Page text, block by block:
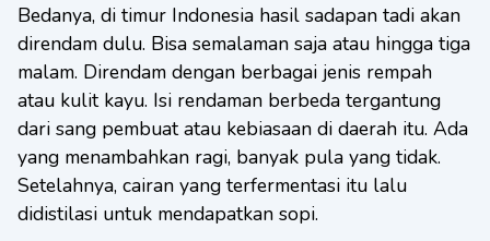
Bedanya, di timur Indonesia hasil sadapan tadi akan
direndam dulu. Bisa semalaman saja atau hingga tiga
malam. Direndam dengan berbagai jenis rempah
atau kulit kayu. Isi rendaman berbeda tergantung
dari sang pembuat atau kebiasaan di daerah itu. Ada
yang menambahkan ragi, banyak pula yang tidak.
Setelahnya, cairan yang terfermentasi itu lalu
didistilasi untuk mendapatkan sopi.